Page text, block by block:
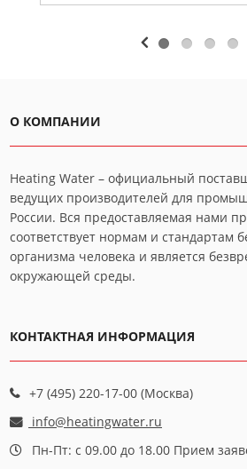
О КОМПАНИИ
Heating Water – официальный
ведущих производителей для
России. Вся предоставляемая нами
соответствует нормам и стандартам
организма человека и является
окружающей среды.
КОНТАКТНАЯ ИНФОРМАЦИЯ
+7 (495) 220-17-00 (Москва)
info@heatingwater.ru
Пн-Пт: с 09.00 до 18.00 Прием